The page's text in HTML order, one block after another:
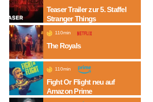
Teaser Trailer zur 5. Staffel
Stranger Things
110min
The Royals
110min
Fight Or Flight neu auf
Amazon Prime